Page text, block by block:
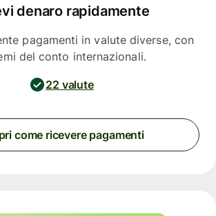
denaro rapidamente
pagamenti in valute diverse, con
del conto internazionali.
22 valute
come ricevere pagamenti